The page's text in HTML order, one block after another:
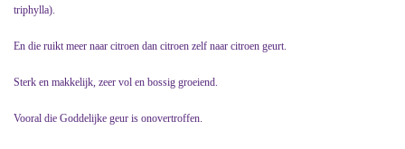
triphylla).
En die ruikt meer naar citroen dan citroen zelf naar citroen geurt.
Sterk en makkelijk, zeer vol en bossig groeiend.
Vooral die Goddelijke geur is onovertroffen.